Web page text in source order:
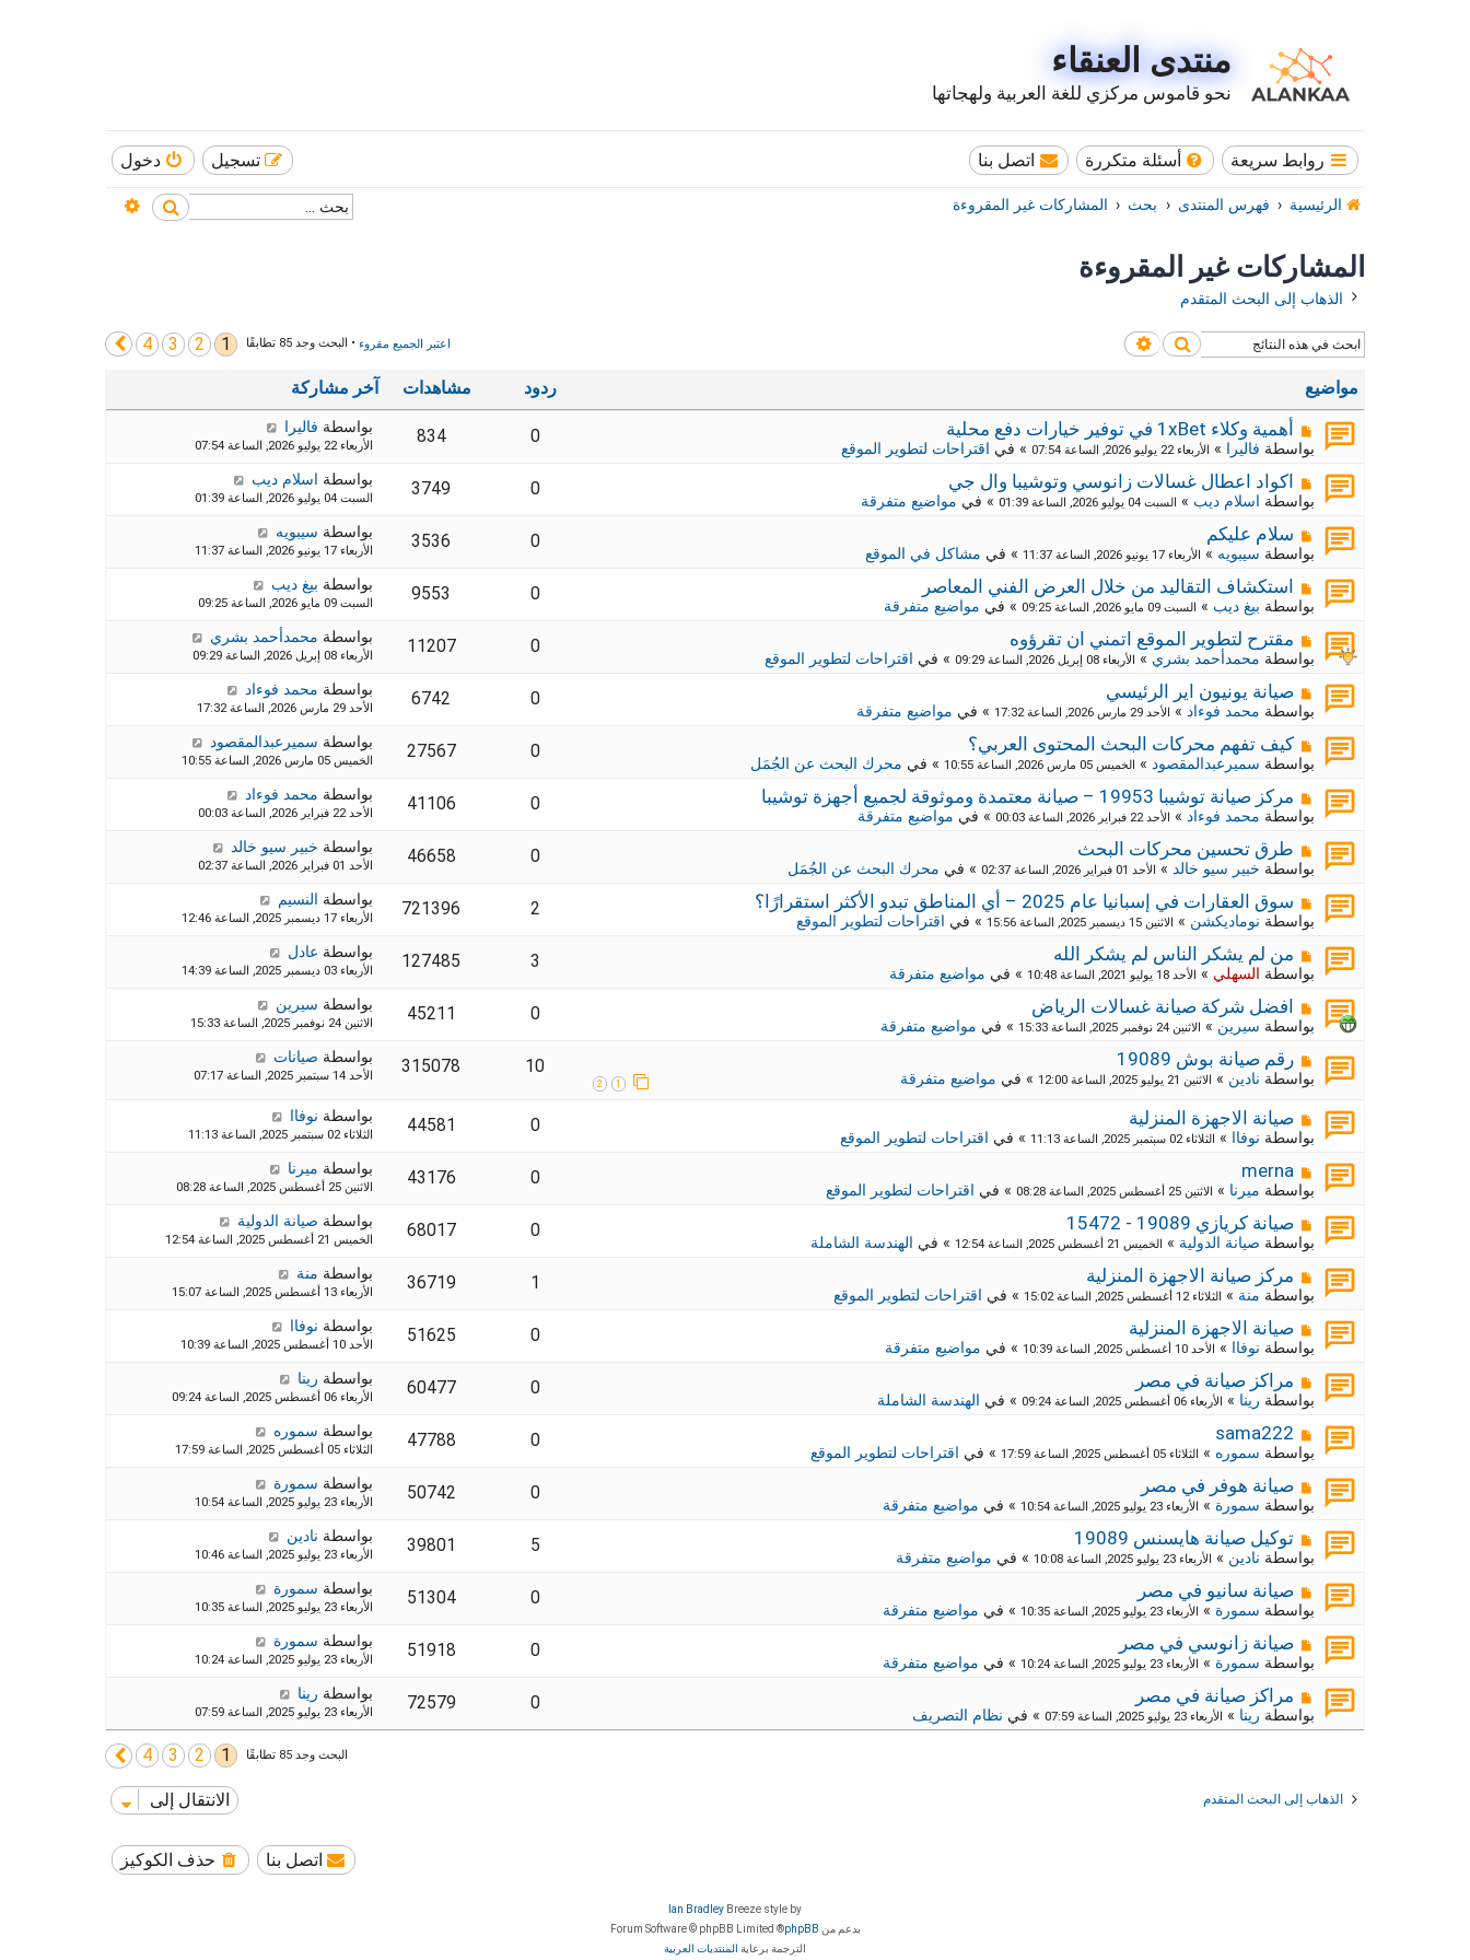
منتدى العنقاء
نحو قاموس مركزي للغة العربية ولهجاتها
روابط سريعة أسئلة متكررة اتصل بنا دخول تسجيل
الرئيسية فهرس المنتدى بحث المشاركات غير المقروءة بحث
المشاركات غير المقروءة
الذهاب إلى البحث المتقدم
بحث بحث متقدم اعتبر الجميع مقروء • البحث وجد 85 تطابقًا 1
2
3
4 التالي
مواضيع ردود مشاهدات آخر مشاركة
م
ش
ر
ك
ة
ج
د
د
ة
أهمية وكلاء 1xBet في توفير خيارات دفع محلية
بواسطة فاليرا » الأربعاء 22 يوليو 2026, الساعة 07:54 » في اقتراحات لتطوير الموقع
0
834 بواسطة فاليرا
الأربعاء 22 يوليو 2026, الساعة 07:54
م
ش
ر
ك
ة
ج
د
ة
اكواد اعطال غسالات زانوسي وتوشيبا وال جي
بواسطة اسلام ديب » السبت 04 يوليو 2026, الساعة 01:39 » في مواضيع متفرقة
0
3749 بواسطة اسلام ديب
السبت 04 يوليو 2026, الساعة 01:39
م
ش
ر
ك
ة
ج
د
د
ة
سلام عليكم
بواسطة سيبويه » الأربعاء 17 يونيو 2026, الساعة 11:37 » في مشاكل في الموقع
0
3536 بواسطة سيبويه
الأربعاء 17 يونيو 2026, الساعة 11:37
م
ش
ك
ة
ج
د
د
ة
استكشاف التقاليد من خلال العرض الفني المعاصر
بواسطة بيغ ديب » السبت 09 مايو 2026, الساعة 09:25 » في مواضيع متفرقة
0
9553 بواسطة بيغ ديب
السبت 09 مايو 2026, الساعة 09:25
م
ش
ر
ك
ة
ج
د
ة
مقترح لتطوير الموقع اتمني ان تقرؤوه
بواسطة محمدأحمد بشري » الأربعاء 08 إبريل 2026, الساعة 09:29 » في اقتراحات لتطوير الموقع
0
11207 بواسطة محمدأحمد بشري
الأربعاء 08 إبريل 2026, الساعة 09:29
م
ش
ر
ك
ة
ج
د
د
ة
صيانة يونيون اير الرئيسي
بواسطة محمد فوءاد » الأحد 29 مارس 2026, الساعة 17:32 » في مواضيع متفرقة
0
6742 بواسطة محمد فوءاد
الأحد 29 مارس 2026, الساعة 17:32
م
ش
ك
ة
ج
د
د
ة
كيف تفهم محركات البحث المحتوى العربي؟
بواسطة سميرعبدالمقصود » الخميس 05 مارس 2026, الساعة 10:55 » في محرك البحث عن الجُمَل
0
27567 بواسطة سميرعبدالمقصود
الخميس 05 مارس 2026, الساعة 10:55
م
ش
ر
ك
ة
ج
د
ة
مركز صيانة توشيبا 19953 – صيانة معتمدة وموثوقة لجميع أجهزة توشيبا
بواسطة محمد فوءاد » الأحد 22 فبراير 2026, الساعة 00:03 » في مواضيع متفرقة
0
41106 بواسطة محمد فوءاد
الأحد 22 فبراير 2026, الساعة 00:03
م
ش
ر
ك
ة
ج
د
د
ة
طرق تحسين محركات البحث
بواسطة خبير سيو خالد » الأحد 01 فبراير 2026, الساعة 02:37 » في محرك البحث عن الجُمَل
0
46658 بواسطة خبير سيو خالد
الأحد 01 فبراير 2026, الساعة 02:37
م
ش
ك
ة
ج
د
د
ة
سوق العقارات في إسبانيا عام 2025 – أي المناطق تبدو الأكثر استقرارًا؟
بواسطة نوماديكشن » الاثنين 15 ديسمبر 2025, الساعة 15:56 » في اقتراحات لتطوير الموقع
2
721396 بواسطة النسيم
الأربعاء 17 ديسمبر 2025, الساعة 12:46
م
ش
ر
ك
ة
ج
د
ة
من لم يشكر الناس لم يشكر الله
بواسطة السهلي » الأحد 18 يوليو 2021, الساعة 10:48 » في مواضيع متفرقة
3
127485 بواسطة عادل
الأربعاء 03 ديسمبر 2025, الساعة 14:39
م
ش
ر
ك
ة
د
ي
ة
افضل شركة صيانة غسالات الرياض
بواسطة سيرين » الاثنين 24 نوفمبر 2025, الساعة 15:33 » في مواضيع متفرقة
0
45211 بواسطة سيرين
الاثنين 24 نوفمبر 2025, الساعة 15:33
م
ش
ك
ة
د
ي
ة
رقم صيانة بوش 19089
بواسطة نادين » الاثنين 21 يوليو 2025, الساعة 12:00 » في مواضيع متفرقة 1
2
10
315078 بواسطة صيانات
الأحد 14 سبتمبر 2025, الساعة 07:17
م
ش
ر
ك
ة
ج
د
ة
صيانة الاجهزة المنزلية
بواسطة نوفاا » الثلاثاء 02 سبتمبر 2025, الساعة 11:13 » في اقتراحات لتطوير الموقع
0
44581 بواسطة نوفاا
الثلاثاء 02 سبتمبر 2025, الساعة 11:13
م
ش
ر
ك
ة
د
د
ة
merna
بواسطة ميرنا » الاثنين 25 أغسطس 2025, الساعة 08:28 » في اقتراحات لتطوير الموقع
0
43176 بواسطة ميرنا
الاثنين 25 أغسطس 2025, الساعة 08:28
م
ش
ك
ة
ج
د
ة
صيانة كريازي 19089 - 15472
بواسطة صيانة الدولية » الخميس 21 أغسطس 2025, الساعة 12:54 » في الهندسة الشاملة
0
68017 بواسطة صيانة الدولية
الخميس 21 أغسطس 2025, الساعة 12:54
ش
ر
ك
ة
د
د
ة
مركز صيانة الاجهزة المنزلية
بواسطة منة » الثلاثاء 12 أغسطس 2025, الساعة 15:02 » في اقتراحات لتطوير الموقع
1
36719 بواسطة منة
الأربعاء 13 أغسطس 2025, الساعة 15:07
م
ش
ك
ة
ج
د
د
ة
صيانة الاجهزة المنزلية
بواسطة نوفاا » الأحد 10 أغسطس 2025, الساعة 10:39 » في مواضيع متفرقة
0
51625 بواسطة نوفاا
الأحد 10 أغسطس 2025, الساعة 10:39
ش
ر
ك
ة
ج
د
د
ة
مراكز صيانة في مصر
بواسطة رينا » الأربعاء 06 أغسطس 2025, الساعة 09:24 » في الهندسة الشاملة
0
60477 بواسطة رينا
الأربعاء 06 أغسطس 2025, الساعة 09:24
م
ش
ر
ك
ة
ج
د
د
ة
sama222
بواسطة سموره » الثلاثاء 05 أغسطس 2025, الساعة 17:59 » في اقتراحات لتطوير الموقع
0
47788 بواسطة سموره
الثلاثاء 05 أغسطس 2025, الساعة 17:59
م
ش
ر
ك
ة
ج
د
د
ة
صيانة هوفر في مصر
بواسطة سمورة » الأربعاء 23 يوليو 2025, الساعة 10:54 » في مواضيع متفرقة
0
50742 بواسطة سمورة
الأربعاء 23 يوليو 2025, الساعة 10:54
م
ش
ر
ك
ة
ج
د
ة
توكيل صيانة هايسنس 19089
بواسطة نادين » الأربعاء 23 يوليو 2025, الساعة 10:08 » في مواضيع متفرقة
5
39801 بواسطة نادين
الأربعاء 23 يوليو 2025, الساعة 10:46
م
ش
ر
ك
ة
د
ي
صيانة سانيو في مصر
بواسطة سمورة » الأربعاء 23 يوليو 2025, الساعة 10:35 » في مواضيع متفرقة
0
51304 بواسطة سمورة
الأربعاء 23 يوليو 2025, الساعة 10:35
م
ش
ك
ة
د
صيانة زانوسي في مصر
بواسطة سمورة » الأربعاء 23 يوليو 2025, الساعة 10:24 » في مواضيع متفرقة
0
51918 بواسطة سمورة
الأربعاء 23 يوليو 2025, الساعة 10:24
ش
ا
ج
مراكز صيانة في مصر
بواسطة رينا » الأربعاء 23 يوليو 2025, الساعة 07:59 » في نظام التصريف
0
72579 بواسطة رينا
الأربعاء 23 يوليو 2025, الساعة 07:59
البحث وجد 85 تطابقًا 1
2
3
4 التالي
الذهاب إلى البحث المتقدم الانتقال إلى
حذف الكوكيز اتصل بنا
Breeze style by
Ian Bradley
بدعم من phpBB
® Forum Software © phpBB Limited
الترجمة برعاية المنتديات العربية